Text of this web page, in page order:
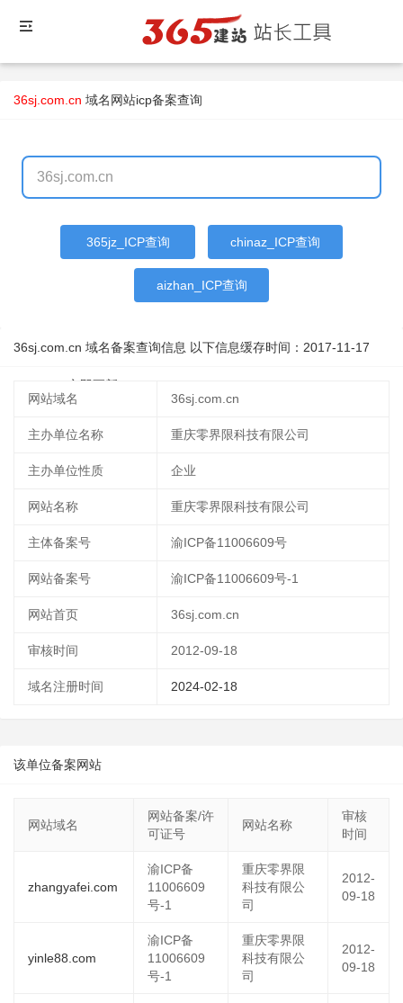
36sj.com.cn 域名网站icp备案查询
365jz_ICP查询 chinaz_ICP查询
aizhan_ICP查询
36sj.com.cn 域名备案查询信息 以下信息缓存时间： 2017-11-17
立即更新
网站域名
36sj.com.cn
主办单位名称 重庆零界限科技有限公司
主办单位性质 企业
网站名称 重庆零界限科技有限公司
主体备案号 渝ICP备11006609号
网站备案号 渝ICP备11006609号-1
网站首页 36sj.com.cn
审核时间 2012-09-18
域名注册时间 2024-02-18
该单位备案网站
网站域名
网站备案/许
可证号
网站名称
审核
时间
zhangyafei.com
渝ICP备
11006609
号-1
重庆零界限
科技有限公
司
2012-
09-18
yinle88.com
渝ICP备
11006609
号-1
重庆零界限
科技有限公
司
2012-
09-18